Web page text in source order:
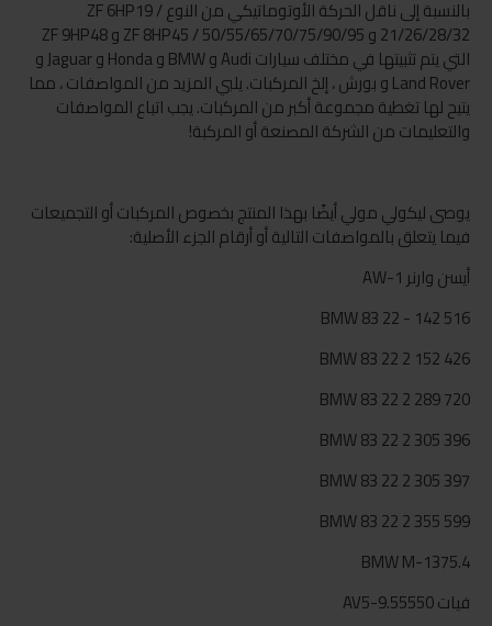
بالنسبة إلى ناقل الحركة الأوتوماتيكي من النوع ZF 6HP19 /
21/26/28/32 و ZF 8HP45 / 50/55/65/70/75/90/95 و ZF 9HP48
التي يتم تثبيتها في مختلف سيارات Audi و BMW و Honda و Jaguar و
Land Rover و بورش ، إلخ المركبات. يلبي المزيد من المواصفات ، مما
يتيح لها تغطية مجموعة أكبر من المركبات. يجب اتباع المواصفات
والتعليمات من الشركة المصنعة أو المركبة!
يوصى ليكولي مولي أيضًا بهذا المنتج بخصوص المركبات أو التجميعات
فيما يتعلق بالمواصفات التالية أو أرقام الجزء الأصلية:
أيسن وارنر AW-1
BMW 83 22 - 142 516
BMW 83 22 2 152 426
BMW 83 22 2 289 720
BMW 83 22 2 305 396
BMW 83 22 2 305 397
BMW 83 22 2 355 599
BMW M-1375.4
فيات 9.55550-AV5